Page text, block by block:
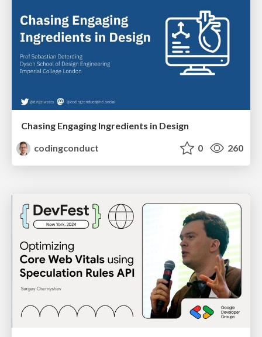
Chasing Engaging Ingredients in Design
codingconduct
0 260